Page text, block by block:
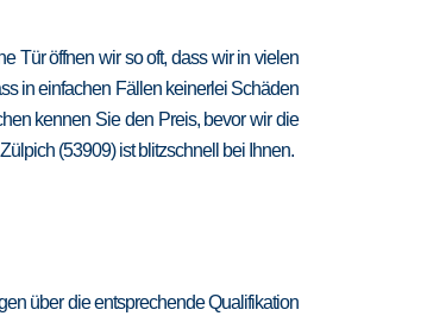
Tür öffnen wir so oft, dass wir in vielen
in einfachen Fällen keinerlei Schäden
kennen Sie den Preis, bevor wir die
(53909) ist blitzschnell bei Ihnen.
über die entsprechende Qualifikation